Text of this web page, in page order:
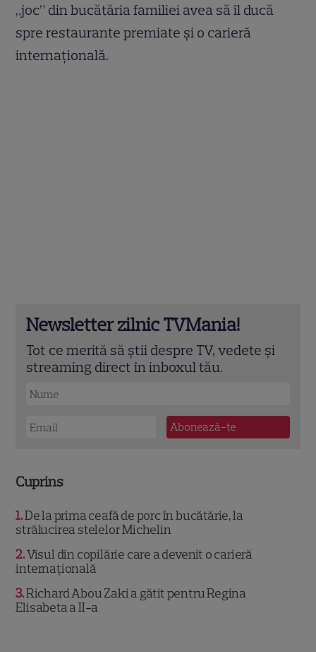
„joc” din bucătăria familiei avea să îl ducă
spre restaurante premiate și o carieră
internațională.
Newsletter zilnic TVMania!
Tot ce merită să știi despre TV, vedete și
streaming direct în inboxul tău.
Cuprins
1 De la prima ceafă de porc în bucătărie, la
strălucirea stelelor Michelin
2 Visul din copilărie care a devenit o carieră
internațională
3 Richard Abou Zaki a gătit pentru Regina
Elisabeta a II-a